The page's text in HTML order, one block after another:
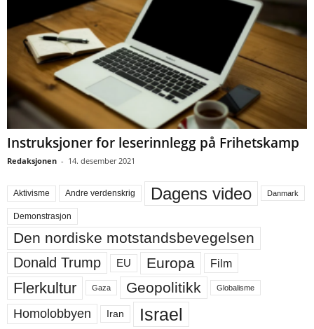
Instruksjoner for leserinnlegg på Frihetskamp
Redaksjonen - 14. desember 2021
Aktivisme Andre verdenskrig Dagens video Danmark
Demonstrasjon
Den nordiske motstandsbevegelsen
Donald Trump EU Europa Film
Flerkultur Gaza Geopolitikk Globalisme
Homolobbyen Iran Israel